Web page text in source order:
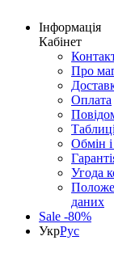
Інформація
Кабінет
Про
Оплата
Обмін
Угода
даних
Sale -80%
УкрРус